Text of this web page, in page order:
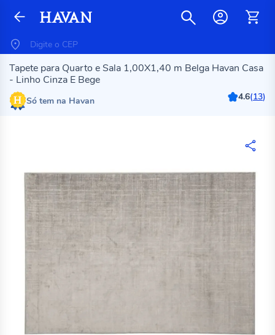
Tapete para Quarto e Sala 1,00X1,40 m Belga Havan Casa
- Linho Cinza E Bege
Só tem na Havan 4.6(13)